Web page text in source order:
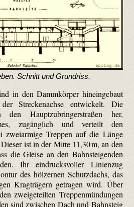
Schnitt und Grundriss.
in den Dammkörper hineingebaut
Streckenachse entwickelt. Die
Hauptzubringerstraßen her,
zugänglich und verteilt den
zweiarmige Treppen auf die Länge
ist in der Mitte 11,30 m, an den
die Gleise an den Bahnsteigenden
Ihr eindrucksvoller Linienzug
des hölzernen Schutzdachs, das
Kragträgern getragen wird. Über
zweigeteilten Treppenmündungen
sind zwischen Dach und Bahnsteig